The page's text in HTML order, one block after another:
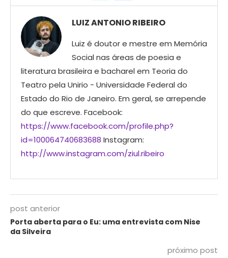
LUIZ ANTONIO RIBEIRO
Luiz é doutor e mestre em Memória
Social nas áreas de poesia e
literatura brasileira e bacharel em Teoria do
Teatro pela Unirio - Universidade Federal do
Estado do Rio de Janeiro. Em geral, se arrepende
do que escreve. Facebook:
https://www.facebook.com/profile.php?
id=100064740683688 Instagram:
http://www.instagram.com/ziul.ribeiro
post anterior
Porta aberta para o Eu: uma entrevista com Nise
da Silveira
próximo post